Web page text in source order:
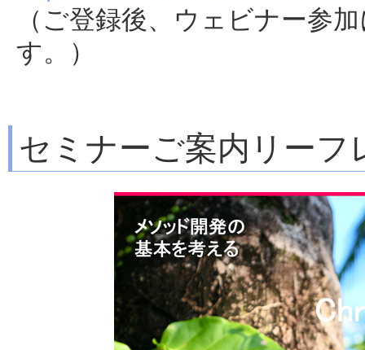
（ご登録後、ウェビナー参
す。）
セミナーご案内リーフ